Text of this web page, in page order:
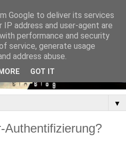
▼
Google to deliver its services
IP address and user-agent are
performance and security
service, generate usage
address abuse.
GOT IT